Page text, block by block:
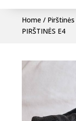
Home/ Pirštinės
PIRŠTINĖS E4